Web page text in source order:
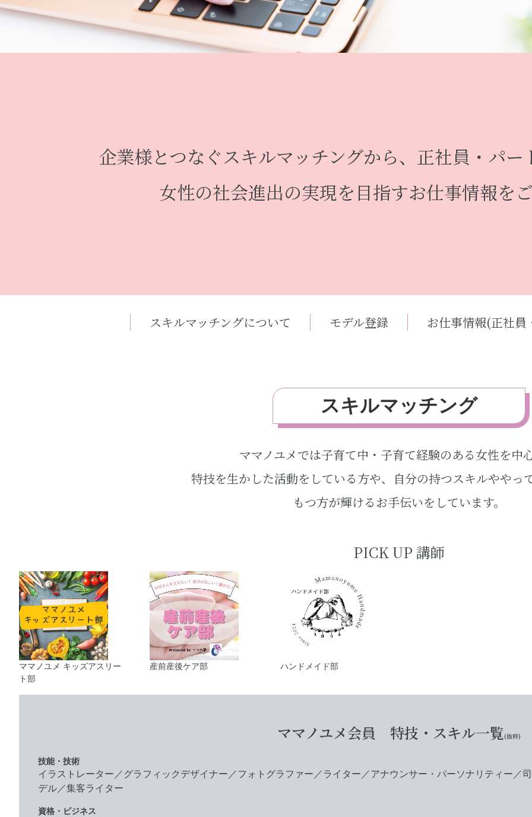
企業様とつなぐスキルマッチングから、正社員・パー
女性の社会進出の実現を目指すお仕事情報をご
スキルマッチングについて モデル登録 お仕事情報(正社員
スキルマッチング
ママノユメでは子育て中・子育て経験のある女性を中心
特技を生かした活動をしている方や、自分の持つスキルややっ
もつ方が輝けるお手伝いをしています。
PICK UP 講師
ママノユメ キッズアスリー
ト部
産前産後ケア部 ハンドメイド部
ママノユメ会員 特技・スキル一覧(抜粋)
技能・技術
イラストレーター／グラフィックデザイナー／フォトグラファー／ライター／アナウンサー・パーソナリティー／
デル／集客ライター
資格・ビジネス